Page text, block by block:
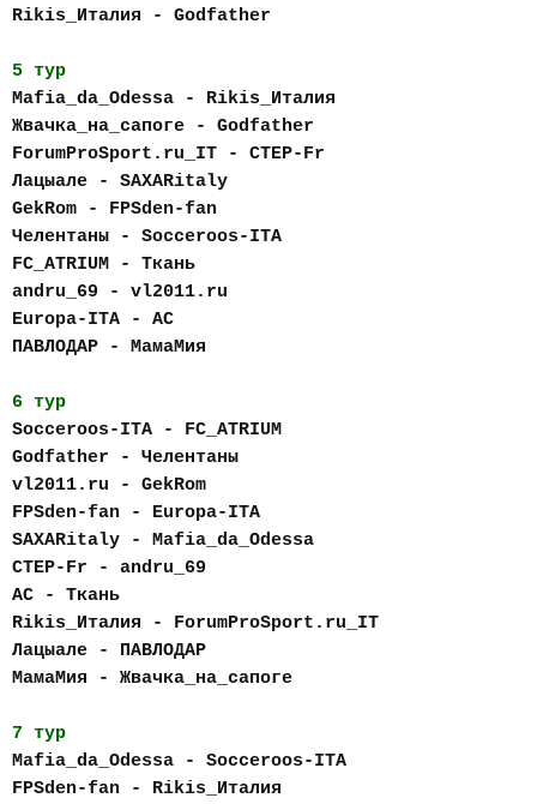
Rikis_Италия - Godfather
5 тур
Mafia_da_Odessa - Rikis_Италия
Жвачка_на_сапоге - Godfather
ForumProSport.ru_IT - CTEP-Fr
Лацыале - SAXARitaly
GekRom - FPSden-fan
Челентаны - Socceroos-ITA
FC_АTRIUM - Ткань
andru_69 - vl2011.ru
Europa-ITA - AC
ПАВЛОДАР - МамаМия
6 тур
Socceroos-ITA - FC_АTRIUM
Godfather - Челентаны
vl2011.ru - GekRom
FPSden-fan - Europa-ITA
SAXARitaly - Mafia_da_Odessa
CTEP-Fr - andru_69
AC - Ткань
Rikis_Италия - ForumProSport.ru_IT
Лацыале - ПАВЛОДАР
МамаМия - Жвачка_на_сапоге
7 тур
Mafia_da_Odessa - Socceroos-ITA
FPSden-fan - Rikis_Италия